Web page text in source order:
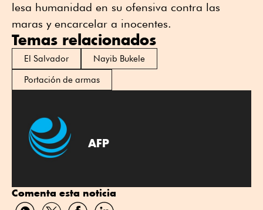
lesa humanidad en su ofensiva contra las
maras y encarcelar a inocentes.
Temas relacionados
El Salvador
Nayib Bukele
Portación de armas
AFP
Comenta esta noticia